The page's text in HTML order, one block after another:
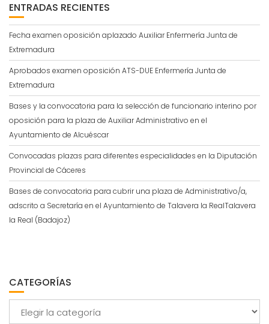
ENTRADAS RECIENTES
Fecha examen oposición aplazado Auxiliar Enfermería Junta de
Extremadura
Aprobados examen oposición ATS-DUE Enfermería Junta de
Extremadura
Bases y la convocatoria para la selección de funcionario interino por
oposición para la plaza de Auxiliar Administrativo en el
Ayuntamiento de Alcuéscar
Convocadas plazas para diferentes especialidades en la Diputación
Provincial de Cáceres
Bases de convocatoria para cubrir una plaza de Administrativo/a,
adscrito a Secretaría en el Ayuntamiento de Talavera la RealTalavera
la Real (Badajoz)
CATEGORÍAS